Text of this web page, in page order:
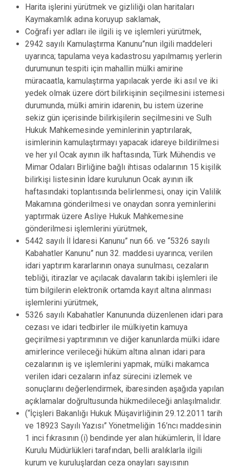
Harita işlerini yürütmek ve gizliliği olan haritaları
Kaymakamlık adına koruyup saklamak,
Coğrafi yer adları ile ilgili iş ve işlemleri yürütmek,
2942 sayılı Kamulaştırma Kanunu”nun ilgili maddeleri
uyarınca; tapulama veya kadastrosu yapılmamış yerlerin
durumunun tespiti için mahallin mülki amirine
müracaatla, kamulaştırma yapılacak yerde iki asıl ve iki
yedek olmak üzere dört bilirkişinin seçilmesini istemesi
durumunda, mülki amirin idarenin, bu istem üzerine
sekiz gün içerisinde bilirkişilerin seçilmesini ve Sulh
Hukuk Mahkemesinde yeminlerinin yaptırılarak,
isimlerinin kamulaştırmayı yapacak idareye bildirilmesi
ve her yıl Ocak ayının ilk haftasında, Türk Mühendis ve
Mimar Odaları Birliğine bağlı ihtisas odalarının 15 kişilik
bilirkişi listesinin İdare kurulunun Ocak ayının ilk
haftasındaki toplantısında belirlenmesi, onay için Valilik
Makamına gönderilmesi ve onaydan sonra yeminlerini
yaptırmak üzere Asliye Hukuk Mahkemesine
gönderilmesi işlemlerini yürütmek,
5442 sayılı İl İdaresi Kanunu” nun 66. ve “5326 sayılı
Kabahatler Kanunu” nun 32. maddesi uyarınca; verilen
idari yaptırım kararlarının onaya sunulması, cezaların
tebliği, itirazlar ve açılacak davaların takibi işlemleri ile
tüm bilgilerin elektronik ortamda kayıt altına alınması
işlemlerini yürütmek,
5326 sayılı Kabahatler Kanununda düzenlenen idari para
cezası ve idari tedbirler ile mülkiyetin kamuya
geçirilmesi yaptırımının ve diğer kanunlarda mülki idare
amirlerince verileceği hüküm altına alınan idari para
cezalarının iş ve işlemlerini yapmak, mülki makamca
verilen idari cezaların infaz sürecini izlemek ve
sonuçlarını değerlendirmek, ibaresinden aşağıda yapılan
açıklamalar doğrultusunda hükmedileceği anlaşılmalıdır.
(“İçişleri Bakanlığı Hukuk Müşavirliğinin 29.12.2011 tarih
ve 18923 Sayılı Yazısı” Yönetmeliğin 16’ncı maddesinin
1 inci fıkrasının (i) bendinde yer alan hükümlerin, İl İdare
Kurulu Müdürlükleri tarafından, belli aralıklarla ilgili
kurum ve kuruluşlardan ceza onayları sayısının